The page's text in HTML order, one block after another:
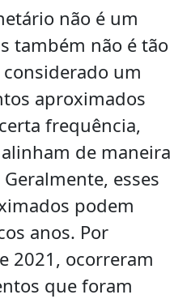
não é um
também não é tão
um
aproximados
frequência,
de maneira
esses
podem
anos. Por
2021, ocorreram
que foram